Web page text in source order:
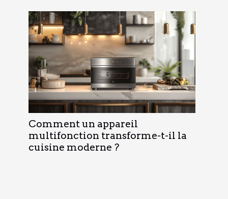
Comment un appareil
multifonction transforme-t-il la
cuisine moderne ?